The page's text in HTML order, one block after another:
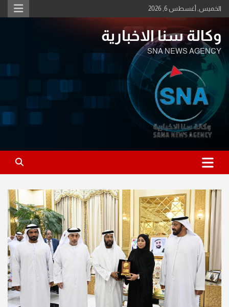
Skip
to
الخميس, أغسطس 6, 2026
وكالة سنا الاخبارية
SNA NEWS AGENCY